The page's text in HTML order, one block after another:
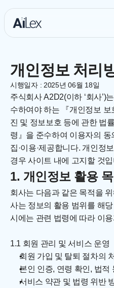
개인정보 처리
시행일자 : 2025년 06월 18일
주식회사 A2D2(이하 ‘회사’)
수하여야 하는 『개인정보
진 및 정보보호 등에 관한 법
령』을 준수하여 이용자의
집·이용·제공합니다. 개인정
경우 사이트 내에 고지할 것
1. 개인정보 활용 목
회사는 다음과 같은 목적을
사는 정보의 활용 범위를 해
시에는 관련 법령에 따라 이
1.1 회원 관리 및 서비스 운영
회원 가입 및 탈퇴 절차의
본인 인증, 연령 확인, 법적
서비스 약관 및 법령 위반